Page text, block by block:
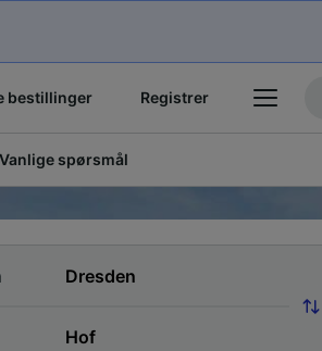
bestillinger Registrer
Vanlige spørsmål